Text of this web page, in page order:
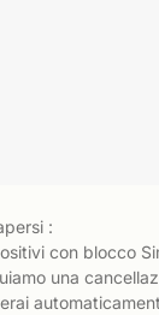
:
con blocco
una